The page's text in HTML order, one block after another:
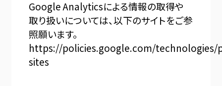
Google Analyticsによる情報の取得や
取り扱いについては、以下のサイトをご参
照願います。
https://policies.google.com/technologies/
sites